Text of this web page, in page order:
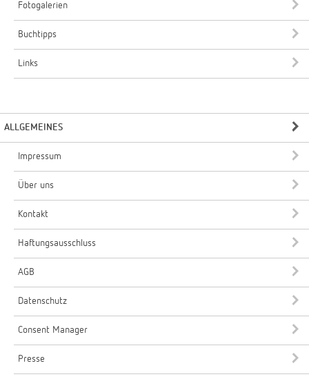
Fotogalerien
Buchtipps
Links
ALLGEMEINES
Impressum
Über uns
Kontakt
Haftungsausschluss
AGB
Datenschutz
Consent Manager
Presse